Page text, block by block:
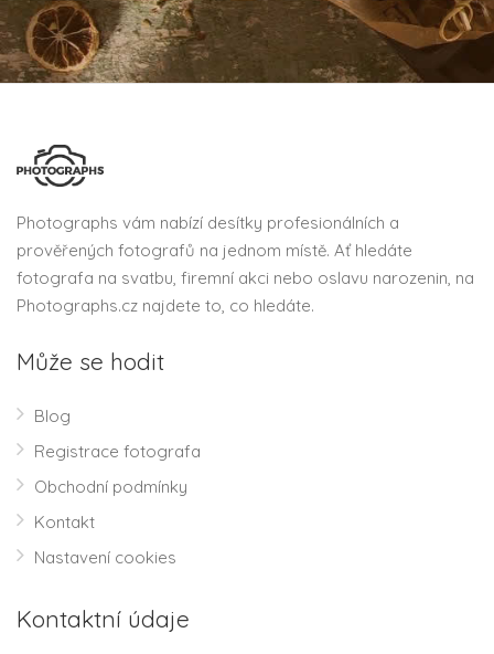
Photographs vám nabízí desítky profesionálních a
prověřených fotografů na jednom místě. Ať hledáte
fotografa na svatbu, firemní akci nebo oslavu narozenin, na
Photographs.cz najdete to, co hledáte.
Může se hodit
Blog
Registrace fotografa
Obchodní podmínky
Kontakt
Nastavení cookies
Kontaktní údaje